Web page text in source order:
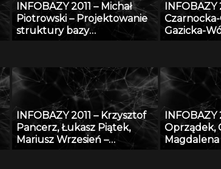
INFOBAZY 2011 – Michał
Piotrowski – Projektowanie
struktury bazy
ograniczonych zasobów
Gazicka-
coś więcej
Cyfrowa
INFOBAZY 2011 – Krzysztof
Pancerz, Łukasz Piątek,
Mariusz Wrzesień –
INFOBAZY
Oprządek,
Magdalena